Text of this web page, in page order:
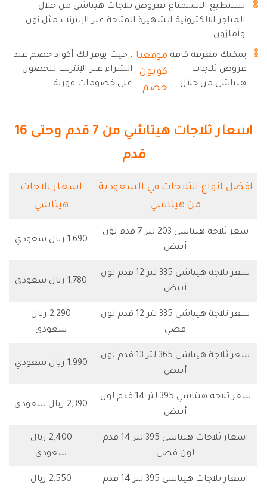
تستطيع الاستمتاع بعروض ثلاجات هيتاشي من خلال
المتاجر الإلكترونية الشهيرة المتاحة عبر الإنترنت مثل نون
وأمازون.
يمكنك معرفة كافة
عروض ثلاجات
هيتاشي من خلال
موقعنا
كوبون
خصم
، حيث يوفر لك أكواد خصم عند
الشراء عبر الإنترنت للحصول
على خصومات فورية.
اسعار ثلاجات هيتاشي من 7 قدم وحتى 16
قدم
افضل انواع الثلاجات في السعودية
من هيتاشي
اسعار ثلاجات
هيتاشي
سعر ثلاجة هيتاشي 203 لتر 7 قدم لون
أبيض
1,690 ريال سعودي
سعر ثلاجة هيتاشي 335 لتر 12 قدم لون
أبيض
1,780 ريال سعودي
سعر ثلاجة هيتاشي 335 لتر 12 قدم لون
فضي
2,290 ريال
سعودي
سعر ثلاجة هيتاشي 365 لتر 13 قدم لون
أبيض
1,990 ريال سعودي
سعر ثلاجة هيتاشي 395 لتر 14 قدم لون
أبيض
2,390 ريال سعودي
اسعار ثلاجات هيتاشي 395 لتر 14 قدم
لون فضي
2,400 ريال
سعودي
اسعار ثلاجات هيتاشي 395 لتر 14 قدم
2,550 ريال